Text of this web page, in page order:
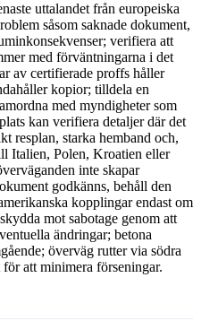
uttalandet från europeiska
såsom saknade dokument,
verifiera att
med förväntningarna i det
av certifierade proffs håller
kopior; tilldela en
med myndigheter som
kan verifiera detaljer där det
resplan, starka hemband och,
Italien, Polen, Kroatien eller
inte skapar
godkänns, behåll den
kopplingar endast om
mot sabotage genom att
ändringar; betona
överväg rutter via södra
att minimera förseningar.